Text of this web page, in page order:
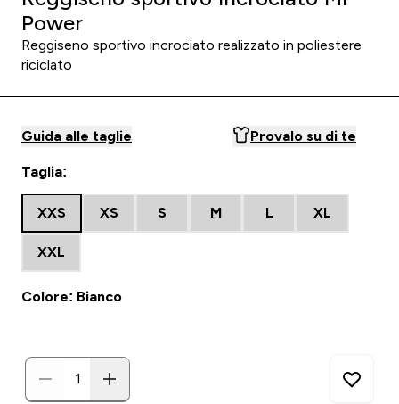
Power
Reggiseno sportivo incrociato realizzato in poliestere
riciclato
Guida alle taglie Provalo su di te
Taglia:
XXS XS S M L XL
XXL
Colore: Bianco